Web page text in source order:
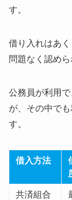
す。
借り入れはあ
問題なく認めら
公務員が利用
が、その中で
す。
借入方法
共済組合